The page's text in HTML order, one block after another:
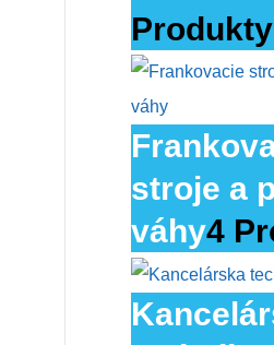
Produkty
stroje a
váhy4